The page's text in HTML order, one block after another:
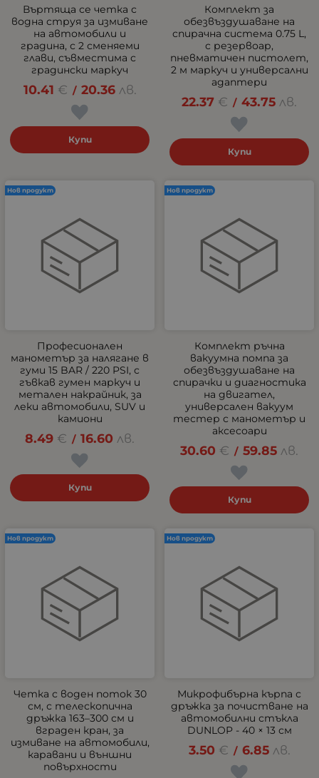
Въртяща се четка с
водна струя за измиване
на автомобили и
градина, с 2 сменяеми
глави, съвместима с
градински маркуч
10.41 € / 20.36 лв.
Купи
Комплект за
обезвъздушаване на
спирачна система 0.75 L,
с резервоар,
пневматичен пистолет,
2 м маркуч и универсални
адаптери
22.37 € / 43.75 лв.
Купи
Професионален
манометър за налягане в
гуми 15 BAR / 220 PSI, с
гъвкав гумен маркуч и
метален накрайник, за
леки автомобили, SUV и
камиони
8.49 € / 16.60 лв.
Купи
Нов продукт
Комплект ръчна
вакуумна помпа за
обезвъздушаване на
спирачки и диагностика
на двигател,
универсален вакуум
тестер с манометър и
аксесоари
30.60 € / 59.85 лв.
Купи
Нов продукт
Четка с воден поток 30
см, с телескопична
дръжка 163–300 см и
вграден кран, за
измиване на автомобили,
каравани и външни
повърхности
Нов продукт
Микрофибърна кърпа с
дръжка за почистване на
автомобилни стъкла
DUNLOP - 40 × 13 см
3.50 € / 6.85 лв.
Нов продукт